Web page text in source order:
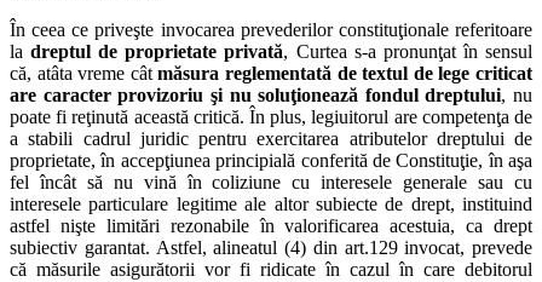
În ceea ce priveşte invocarea prevederilor constituţionale referitoare
ladreptul de proprietate privată, Curtea s-a pronunţat în sensul
că, atâta vreme câtmăsura reglementată de textul de lege criticat
are caracter provizoriu şi nu soluţionează fondul dreptului, nu
poate fi reţinută această critică. În plus, legiuitorul are competenţa de
a stabili cadrul juridic pentru exercitarea atributelor dreptului de
proprietate, în accepţiunea principială conferită de Constituţie, în aşa
fel încât să nu vină în coliziune cu interesele generale sau cu
interesele particulare legitime ale altor subiecte de drept, instituind
astfel nişte limitări rezonabile în valorificarea acestuia, ca drept
subiectiv garantat. Astfel, alineatul (4) din art.129 invocat, prevede
că măsurile asigurătorii vor fi ridicate în cazul în care debitorul